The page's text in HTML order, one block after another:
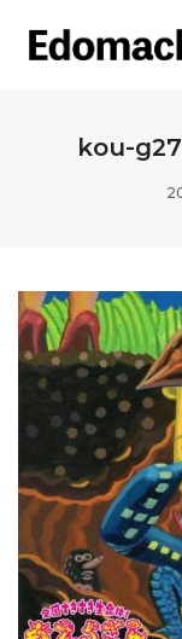
kou-